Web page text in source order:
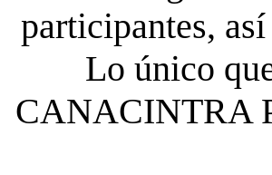
participantes,
Lo único
CANACINTRA